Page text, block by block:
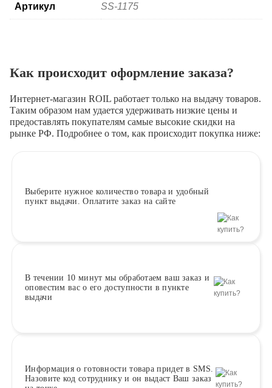
Артикул SS-1175
Как происходит оформление заказа?
Интернет-магазин ROIL работает только на выдачу товаров.
Таким образом нам удается удерживать низкие цены и
предоставлять покупателям самые высокие скидки на
рынке РФ. Подробнее о том, как происходит покупка ниже:
Выберите нужное количество товара и удобный
пункт выдачи. Оплатите заказ на сайте
В течении 10 минут мы обработаем ваш заказ и
оповестим вас о его доступности в пункте
выдачи
Информация о готовности товара придет в SMS.
Назовите код сотруднику и он выдаст Ваш заказ